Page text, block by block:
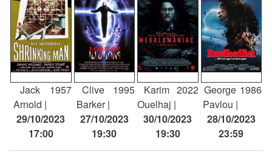
Jack
Arnold
1957
29/10/2023
17:00
Clive
Barker
1995
27/10/2023
19:30
Karim
Ouelhaj
2022
30/10/2023
19:30
George
Pavlou
1986
28/10/2023
23:59